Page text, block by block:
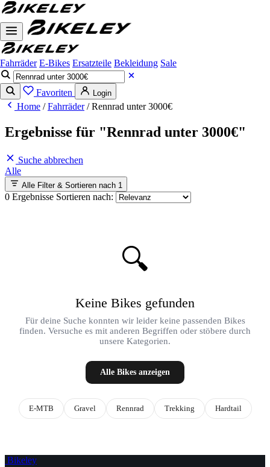
Fahrräder E-Bikes Ersatzteile Bekleidung Sale
Favoriten Login
Home / Fahrräder / Rennrad unter 3000€
Ergebnisse für "Rennrad unter 3000€"
Suche abbrechen
Alle
Alle Filter & Sortieren nach 1
0 Ergebnisse Sortieren nach:
🔍
Keine Bikes gefunden
Für deine Suche konnten wir leider keine passenden Bikes
finden. Versuche es mit anderen Begriffen oder stöbere durch
unsere Kategorien.
Alle Bikes anzeigen
E-MTB Gravel Rennrad Trekking Hardtail
Bikeley